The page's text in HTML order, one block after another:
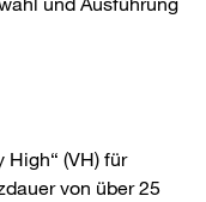
High“ (VH) für
von über 25